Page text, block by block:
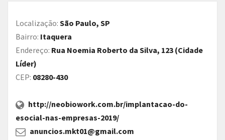
Localização: São Paulo, SP
Bairro: Itaquera
Endereço: Rua Noemia Roberto da Silva, 123 (Cidade
Líder)
CEP: 08280-430
http://neobiowork.com.br/implantacao-do-
esocial-nas-empresas-2019/
anuncios.mkt01@gmail.com